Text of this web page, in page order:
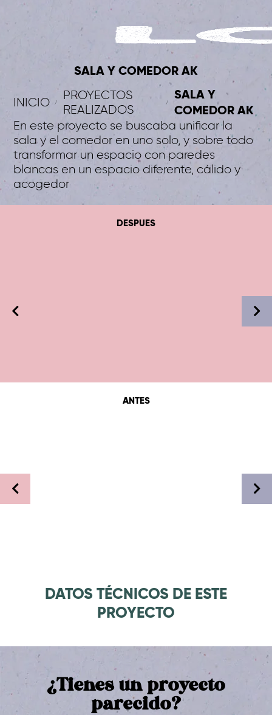
SALA Y COMEDOR AK
INICIO
PROYECTOS
REALIZADOS
SALA Y
COMEDOR AK
En este proyecto se buscaba unificar la
sala y el comedor en uno solo, y sobre todo
transformar un espacio con paredes
blancas en un espacio diferente, cálido y
acogedor
DESPUES
ANTES
DATOS TÉCNICOS DE ESTE
PROYECTO
¿Tienes un proyecto
parecido?